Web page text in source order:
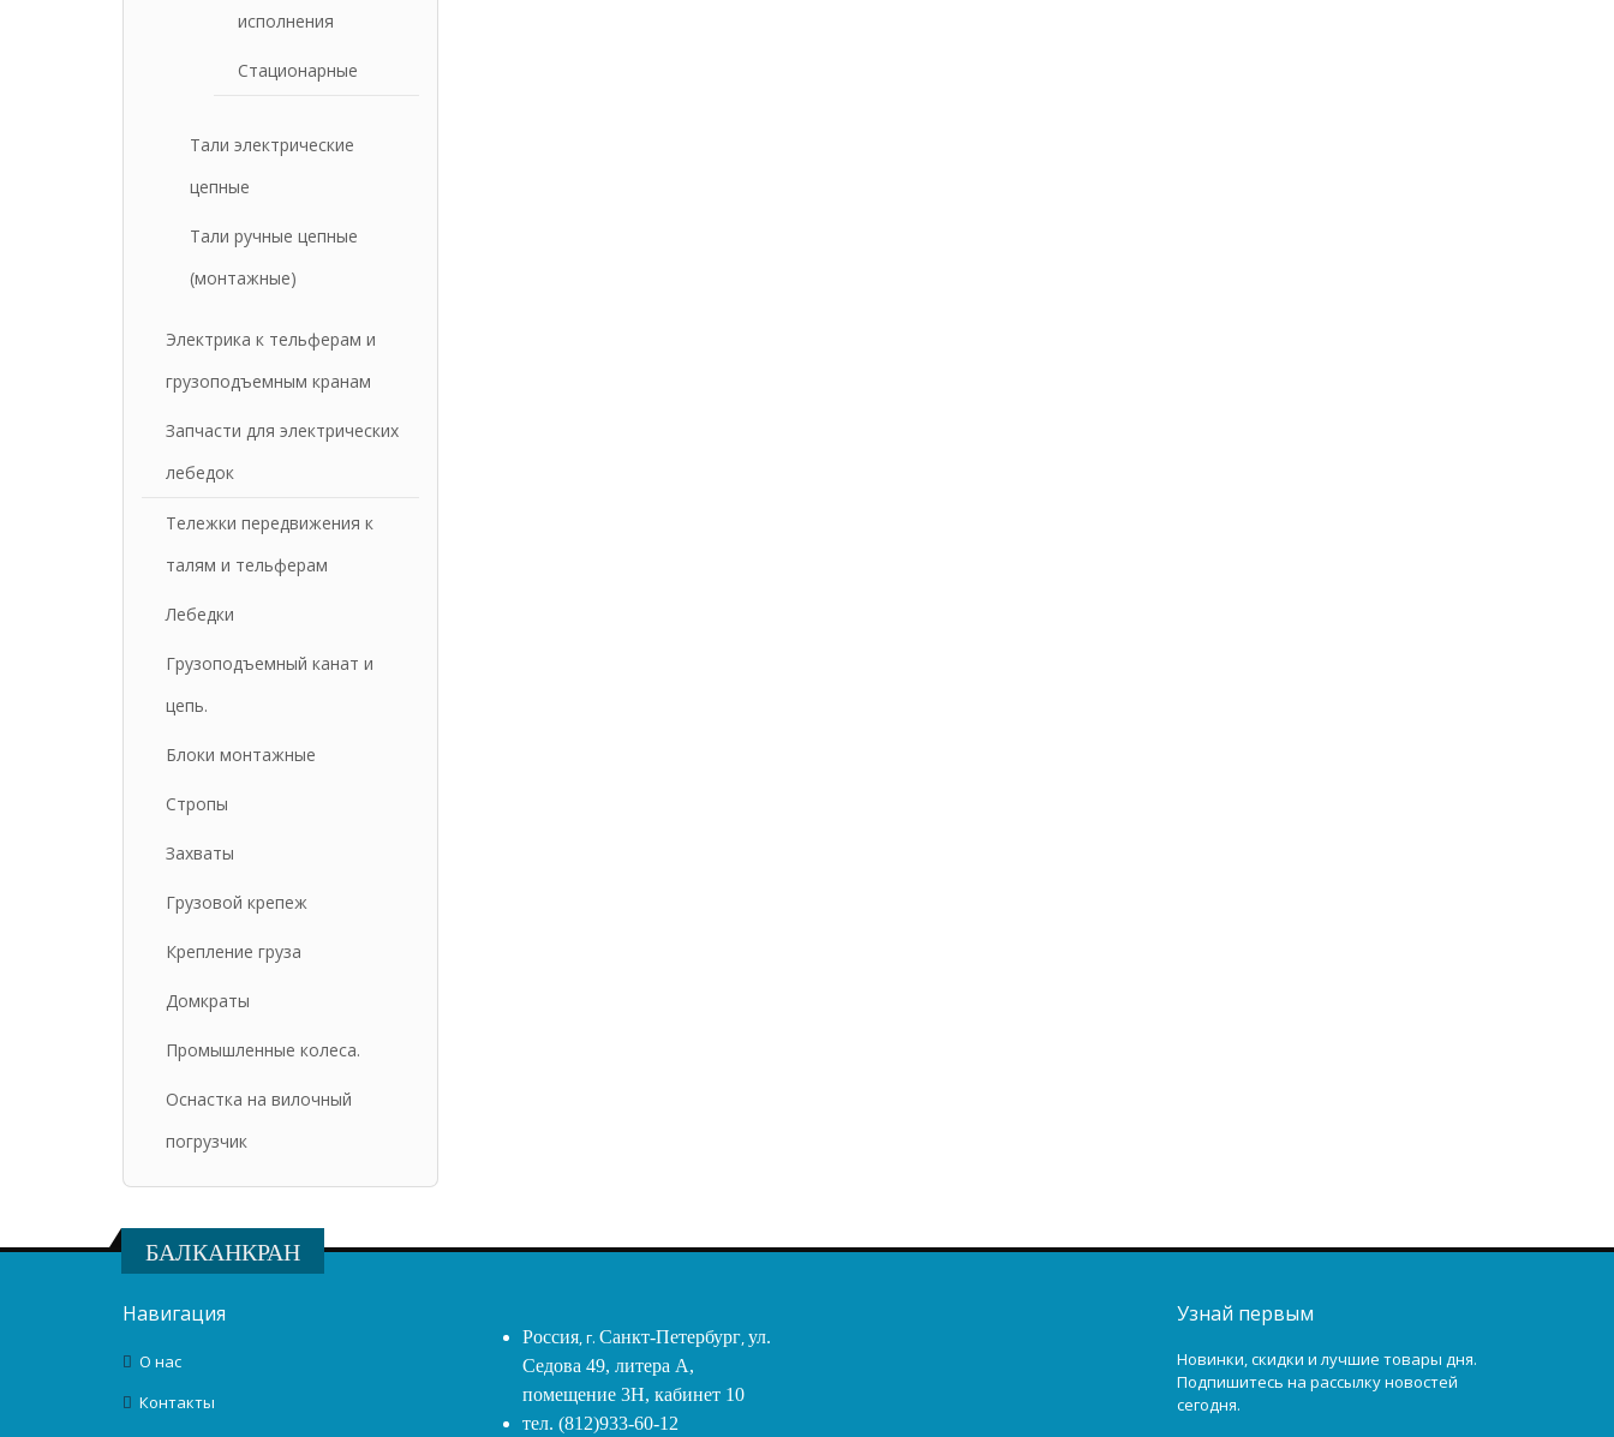
исполнения
Стационарные
Тали электрические
цепные
Тали ручные цепные
(монтажные)
Электрика к тельферам и
грузоподъемным кранам
Запчасти для электрических
лебедок
Тележки передвижения к
талям и тельферам
Лебедки
Грузоподъемный канат и
цепь.
Блоки монтажные
Стропы
Захваты
Грузовой крепеж
Крепление груза
Домкраты
Промышленные колеса.
Оснастка на вилочный
погрузчик
БАЛКАНКРАН
Навигация
О нас
Контакты
Россия, г. Санкт-Петербург,ул.
Седова 49, литера А,
помещение 3Н, кабинет 10
тел. (812)933-60-12
Узнай первым
Новинки, скидки и лучшие товары дня.
Подпишитесь на рассылку новостей
сегодня.